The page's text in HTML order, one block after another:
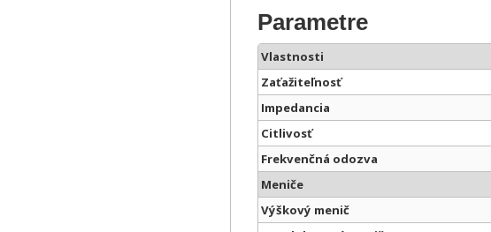
Parametre
Vlastnosti
Zaťažiteľnosť
Impedancia
Citlivosť
Frekvenčná odozva
Meniče
Výškový menič